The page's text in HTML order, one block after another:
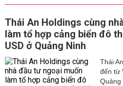
Thái An Holdings cùng
làm tổ hợp cảng biển đô
USD ở Quảng Ninh
Thái
đến từ
Quảng